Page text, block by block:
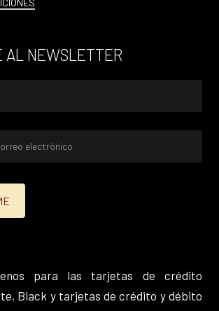
AL NEWSLETTER
para las tarjetas de crédito
Black y tarjetas de crédito y débito